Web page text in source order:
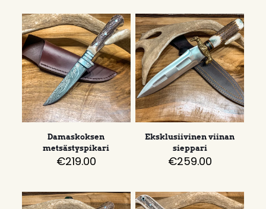
Damaskoksen
metsästyspikari
€219.00
Eksklusiivinen viinan
sieppari
€259.00